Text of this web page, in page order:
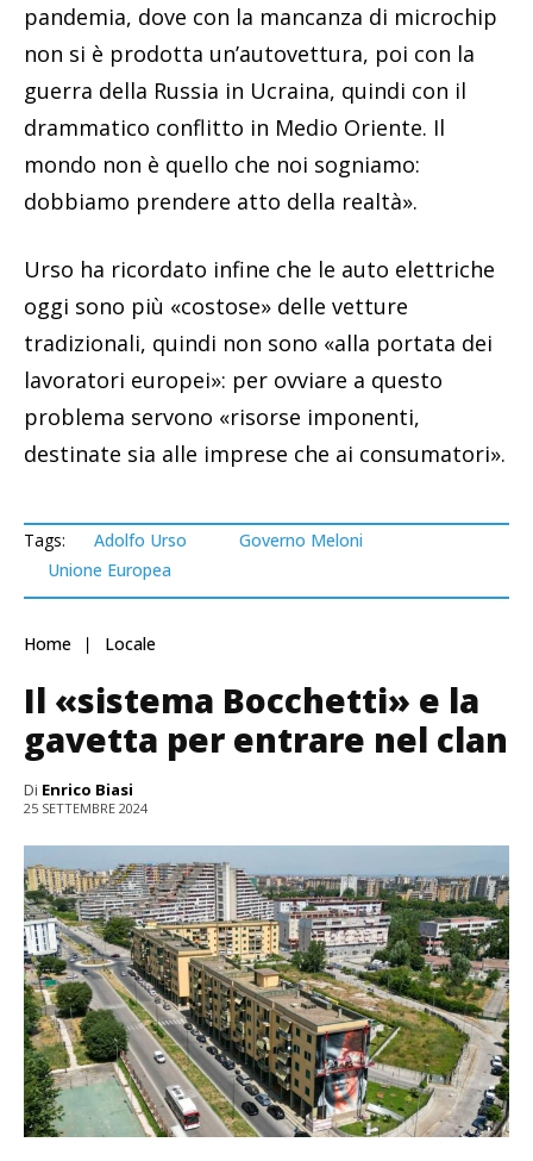
pandemia, dove con la mancanza di microchip
non si è prodotta un’autovettura, poi con la
guerra della Russia in Ucraina, quindi con il
drammatico conflitto in Medio Oriente. Il
mondo non è quello che noi sogniamo:
dobbiamo prendere atto della realtà».
Urso ha ricordato infine che le auto elettriche
oggi sono più «costose» delle vetture
tradizionali, quindi non sono «alla portata dei
lavoratori europei»: per ovviare a questo
problema servono «risorse imponenti,
destinate sia alle imprese che ai consumatori».
Tags: Adolfo Urso
Governo Meloni
Unione Europea
Home Locale
Il «sistema Bocchetti» e la
gavetta per entrare nel clan
Di Enrico Biasi
25 SETTEMBRE 2024